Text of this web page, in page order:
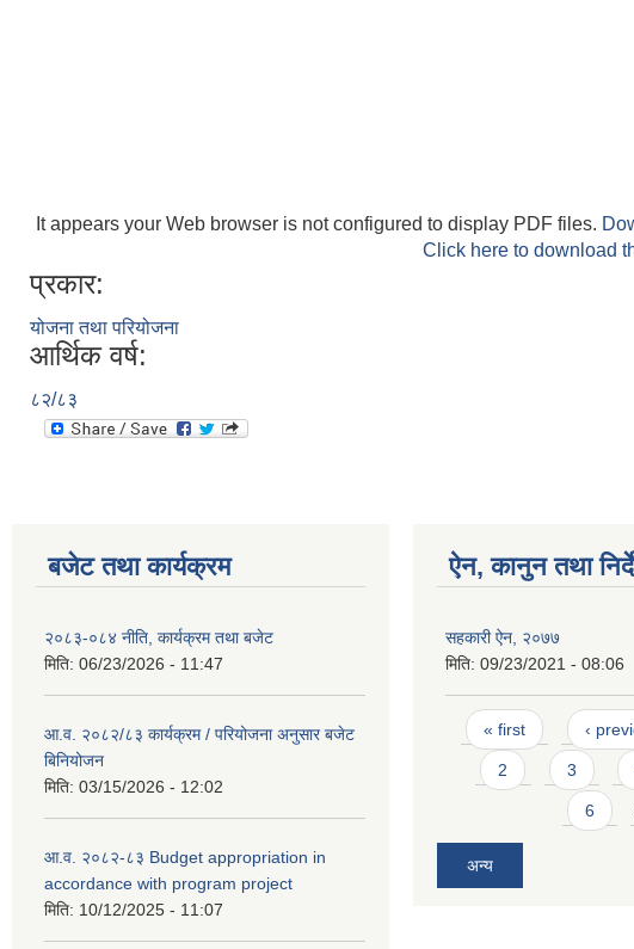
It appears your Web browser is not configured to display PDF files.
Click here to download
प्रकार:
योजना तथा परियोजना
आर्थिक वर्ष:
८२/८३
बजेट तथा कार्यक्रम
२०८३-०८४ नीति, कार्यक्रम तथा बजेट
मिति: 06/23/2026 - 11:47
आ.व. २०८२/८३ कार्यक्रम / परियोजना अनुसार बजेट
बिनियोजन
मिति: 03/15/2026 - 12:02
आ.व. २०८२-८३ Budget appropriation in
accordance with program project
मिति: 10/12/2025 - 11:07
ऐन, कानुन तथा
सहकारी ऐन, २०७७
मिति: 09/23/2021 - 08:06
Pages
« first ‹
2 3
6
अन्य